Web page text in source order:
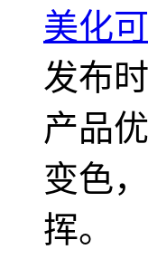
美化
发布
产品
变色
挥。